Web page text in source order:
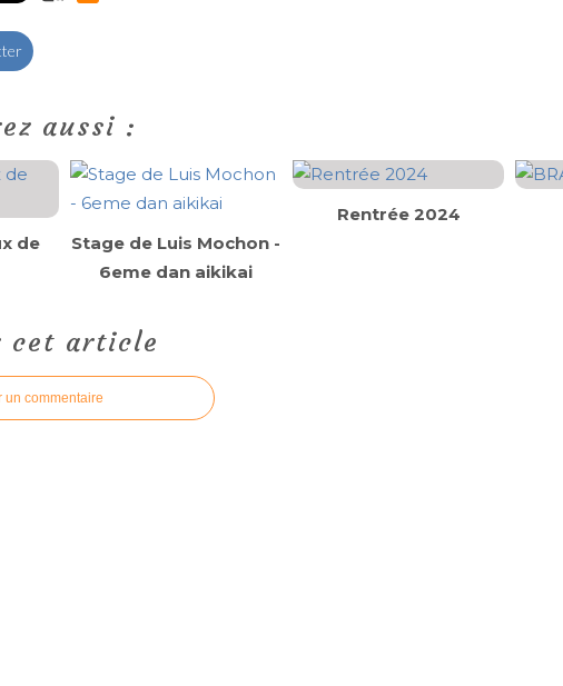
aussi :
de
Stage de Luis Mochon -
6eme dan aikikai
Rentrée 2024
cet article
un commentaire